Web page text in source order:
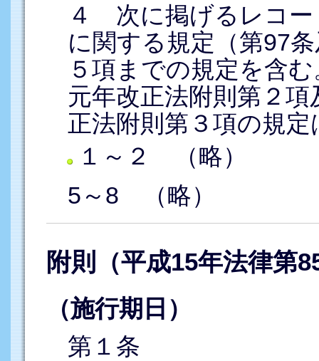
４ 次に掲げるレコー
に関する規定（第97
５項までの規定を含
元年改正法附則第２
正法附則第３項の規
１～２ （略）
5～8 （略）
附則（平成15年法律第
（施行期日）
第１条